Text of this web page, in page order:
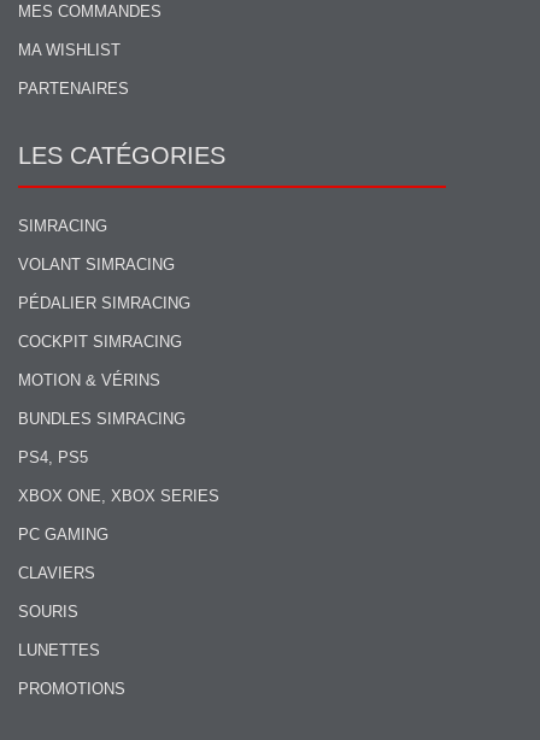
MES COMMANDES
MA WISHLIST
PARTENAIRES
LES CATÉGORIES
SIMRACING
VOLANT SIMRACING
PÉDALIER SIMRACING
COCKPIT SIMRACING
MOTION & VÉRINS
BUNDLES SIMRACING
PS4, PS5
XBOX ONE, XBOX SERIES
PC GAMING
CLAVIERS
SOURIS
LUNETTES
PROMOTIONS